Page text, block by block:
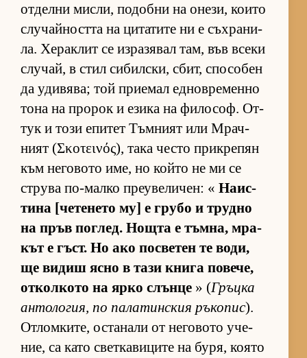
от­делни мис­ли, по­добни на оне­зи, ко­ито
слу­чай­ността на ци­та­тите ни е съх­ра­ни­
ла. Хе­рак­лит се из­ра­зя­вал там, във всеки
слу­чай, в стил си­бил­с­ки, сбит, спо­со­бен
да уди­вя­ва; той при­е­мал ед­нов­ре­менно
тона на про­рок и езика на фи­ло­соф. От­
тук и този епи­тет Тъм­ният или Мрач­
ният (Σκοτεινός), така често прик­ре­пян
към не­го­вото име, но който не ми се
струва по-малко пре­у­ве­ли­чен: « На­ис­
тина [че­те­нето му] е грубо и трудно
на пръв пог­лед. Нощта е тъм­на, мра­
кът е гъст. Но ако пос­ве­тен те во­ди,
ще ви­диш ясно в тази книга по­ве­че,
от­кол­кото на ярко слънце » (Гръцка
ан­то­ло­гия, по па­ла­тин­с­кия ръ­ко­пис).
От­лом­ки­те, ос­та­нали от не­го­вото уче­
ние, са като свет­ка­ви­ците на бу­ря, ко­ято